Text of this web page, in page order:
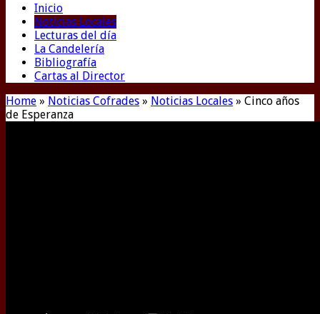
Inicio
Noticias Locales
Lecturas del día
La Candelería
Bibliografía
Cartas al Director
Home » Noticias Cofrades » Noticias Locales » Cinco años
de Esperanza